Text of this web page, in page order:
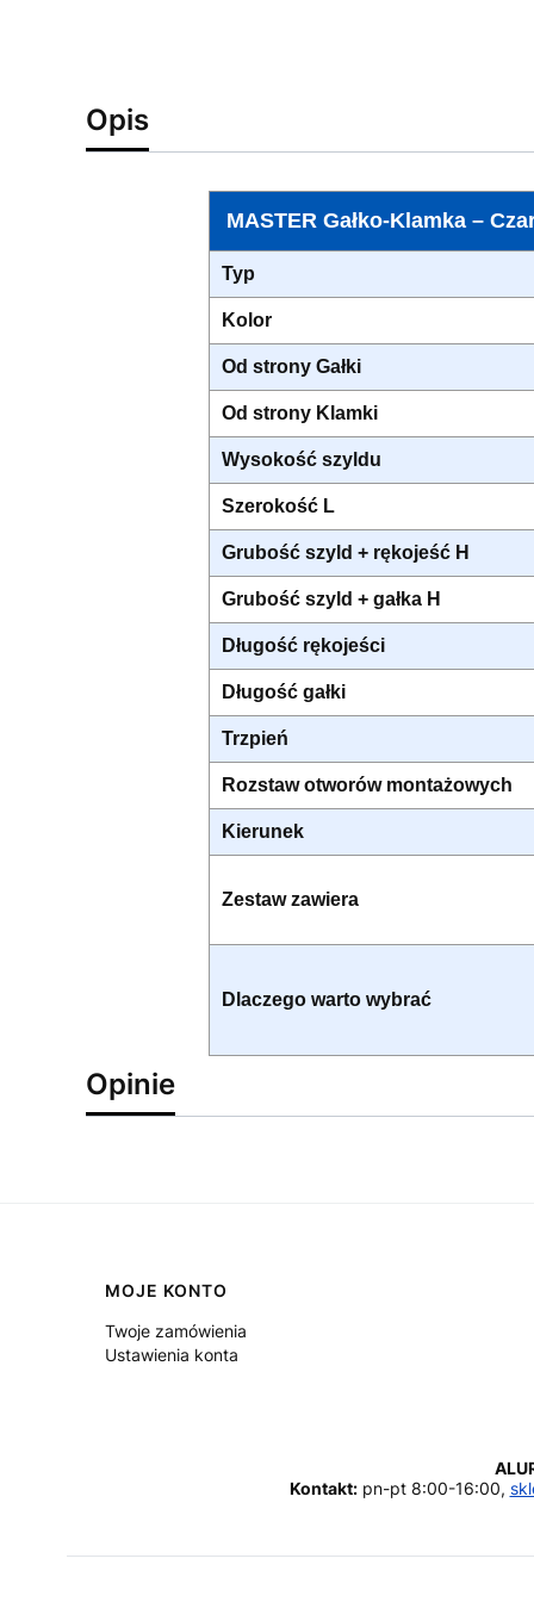
Opis
MASTER Gałko-Klamka –
Typ
Kolor
Od strony Gałki
Od strony Klamki
Wysokość szyldu
Szerokość L
Grubość szyld + rękojeść H
Grubość szyld + gałka H
Długość rękojeści
Długość gałki
Trzpień
Rozstaw otworów montażowych
Kierunek
Zestaw zawiera
Dlaczego warto wybrać
Opinie
Linki w stopce
MOJE KONTO
Twoje zamówienia
Ustawienia konta
Kontakt:pn-pt 8:00-16:00,